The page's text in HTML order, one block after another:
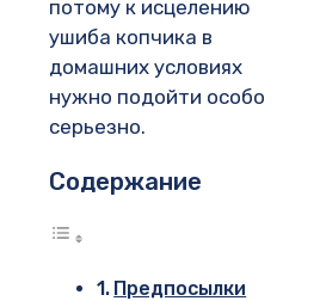
потому к исцелению
ушиба копчика в
домашних условиях
нужно подойти особо
серьезно.
Содержание
Предпосылки